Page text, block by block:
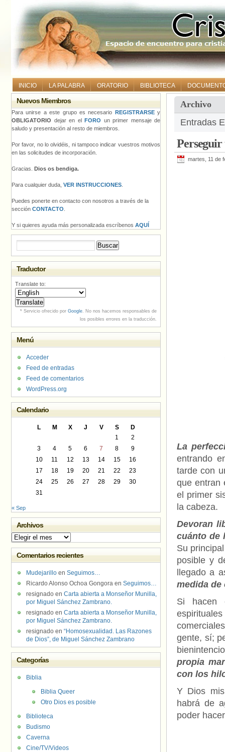
INICIO LA PALABRA ORATORIO BIBLIOTECA
Archivo
Entradas
Perseguir
martes, 11 de
La
entrando
tarde con
que entran
el primer
la cabeza.
Devoran
cuánto de
Su
posible y
llegado a
medida de
Si hacen
gente, sí;
propia
con los
Y Dios
habrá de
poder
Nuevos Miembros
Para unirse a este grupo es necesario REGISTRARSEy
OBLIGATORIO dejar en el FORO un primer mensaje de
saludo y presentación al resto de miembros.
Por favor, no lo olvidéis, ni tampoco indicar vuestros motivos
en las solicitudes de incorporación.
Gracias. Dios os bendiga.
Para cualquier duda, VER INSTRUCCIONES
Puedes ponerte en contacto con nosotros a través de la
sección CONTACTO
Y si quieres ayuda más personalizada escríbenos AQUÍ
Traductor
Translate to:
* Servicio ofrecido por Google. No nos hacemos responsables de
los posibles errores en la traducción.
Menú
Acceder
Feed de entradas
Feed de comentarios
WordPress.org
Calendario
L M X J V S
D
1
2
3
4 5 6 7 8
9
10
11 12 13 14 15
16
17
18 19 20 21 22
23
24
25 26 27 28 29
30
31
« Sep
Archivos
Archivos
Comentarios recientes
Mudejarillo en Seguimos…
Ricardo Alonso Ochoa Gongora en Seguimos…
resignado en Carta abierta a Monseñor Munilla,
por Miguel Sánchez Zambrano.
resignado en Carta abierta a Monseñor Munilla,
por Miguel Sánchez Zambrano.
resignado en “Homosexualidad. Las Razones
de Dios”, de Miguel Sánchez Zambrano
Categorías
Biblia
Biblia Queer
Otro Dios es posible
Biblioteca
Budismo
Caverna
Cine/TV/Videos